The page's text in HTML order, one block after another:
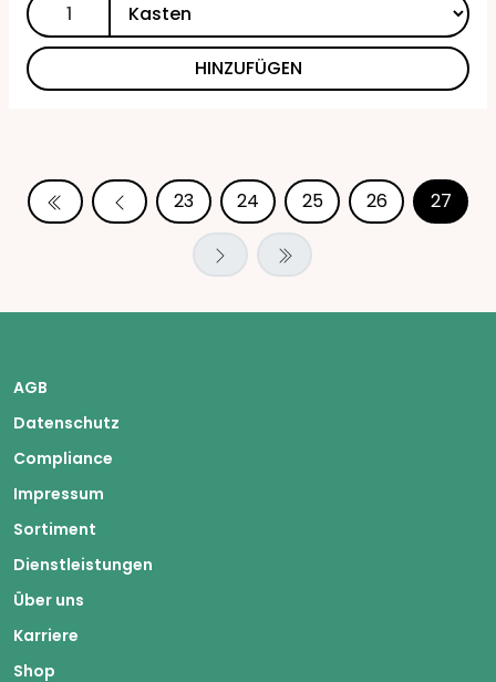
HINZUFÜGEN
23 24 25 26 27
AGB
Datenschutz
Compliance
Impressum
Sortiment
Dienstleistungen
Über uns
Karriere
Shop